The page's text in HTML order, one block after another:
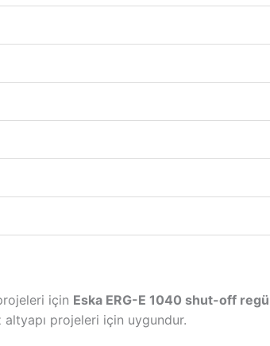
için Eska ERG-E 1040 shut-off
projeleri için uygundur.